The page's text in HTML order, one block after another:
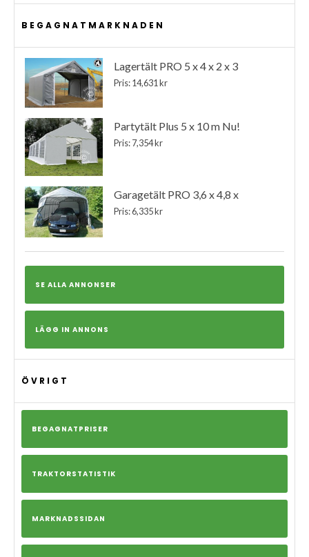
BEGAGNATMARKNADEN
Lagertält PRO 5 x 4 x 2 x 3
Pris: 14,631 kr
Partytält Plus 5 x 10 m Nu!
Pris: 7,354 kr
Garagetält PRO 3,6 x 4,8 x
Pris: 6,335 kr
SE ALLA ANNONSER
LÄGG IN ANNONS
ÖVRIGT
BEGAGNATPRISER
TRAKTORSTATISTIK
MARKNADSSIDAN